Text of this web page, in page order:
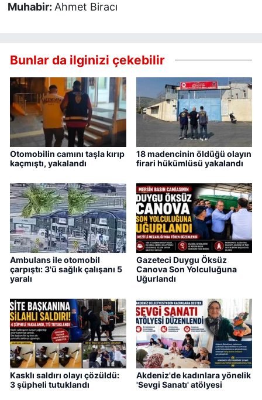
Muhabir:Ahmet Biracı
Bunlar da ilginizi çekebilir
Otomobilin camını taşla kırıp
kaçmıştı, yakalandı
18 madencinin öldüğü olayın
firari hükümlüsü yakalandı
Ambulans ile otomobil
çarpıştı: 3'ü sağlık çalışanı 5
yaralı
Gazeteci Duygu Öksüz
Canova Son Yolculuğuna
Uğurlandı
Kasklı saldırı olayı çözüldü:
3 şüpheli tutuklandı
Akdeniz'de kadınlara yönelik
'Sevgi Sanatı' atölyesi